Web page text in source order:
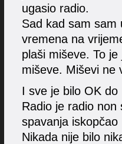
ugasio radio.
Sad kad sam sam
vremena na
plaši miševe. To
miševe. Miševi ne
I sve je bilo OK
Radio je radio
spavanja
Nikada nije bilo